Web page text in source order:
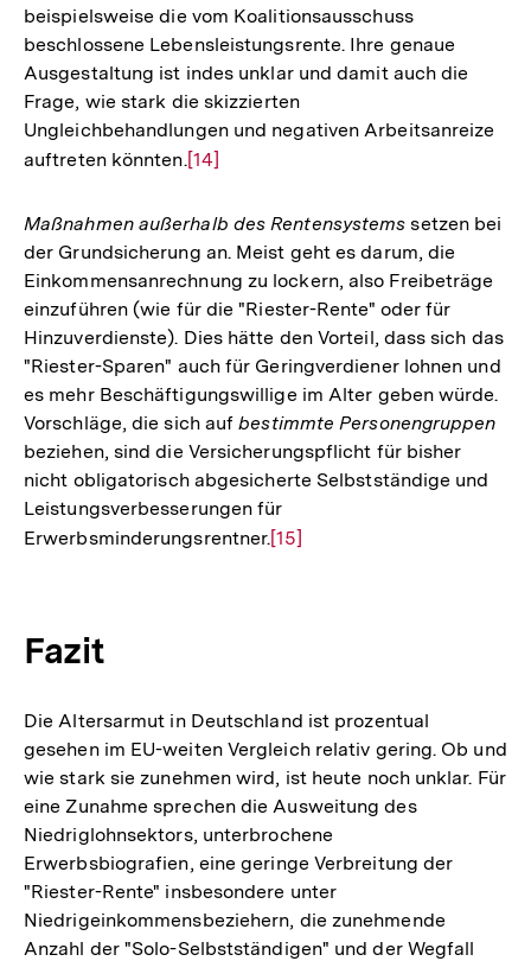
beispielsweise die vom Koalitionsausschuss
beschlossene Lebensleistungsrente. Ihre genaue
Ausgestaltung ist indes unklar und damit auch die
Frage, wie stark die skizzierten
Ungleichbehandlungen und negativen Arbeitsanreize
auftreten könnten.Zur
der
Fußnote
[14]
Maßnahmen außerhalb des Rentensystems setzen bei
der Grundsicherung an. Meist geht es darum, die
Einkommensanrechnung zu lockern, also Freibeträge
einzuführen (wie für die "Riester-Rente" oder für
Hinzuverdienste). Dies hätte den Vorteil, dass sich das
"Riester-Sparen" auch für Geringverdiener lohnen und
es mehr Beschäftigungswillige im Alter geben würde.
Vorschläge, die sich aufbestimmte Personengruppen
beziehen, sind die Versicherungspflicht für bisher
nicht obligatorisch abgesicherte Selbstständige und
Leistungsverbesserungen für
Erwerbsminderungsrentner.Zur
[15]
Fazit
Die Altersarmut in Deutschland ist prozentual
gesehen im EU-weiten Vergleich relativ gering. Ob und
wie stark sie zunehmen wird, ist heute noch unklar. Für
eine Zunahme sprechen die Ausweitung des
Niedriglohnsektors, unterbrochene
Erwerbsbiografien, eine geringe Verbreitung der
"Riester-Rente" insbesondere unter
Niedrigeinkommensbeziehern, die zunehmende
Anzahl der "Solo-Selbstständigen" und der Wegfall